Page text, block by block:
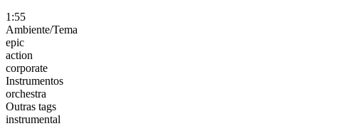
1:55
Ambiente/Tema
epic
action
corporate
Instrumentos
orchestra
Outras tags
instrumental